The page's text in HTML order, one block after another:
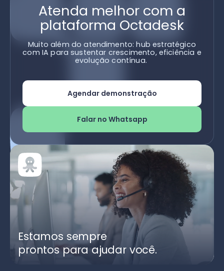
Atenda melhor com a
plataforma Octadesk
Muito além do atendimento: hub estratégico
com IA para sustentar crescimento, eficiência e
evolução contínua.
Agendar demonstração
Falar no Whatsapp
Estamos sempre
prontos para ajudar você.